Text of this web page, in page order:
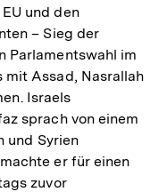
und den
– Sieg der
Parlamentswahl im
mit Assad, Nasrallah
Israels
sprach von einem
und Syrien
er für einen
zuvor